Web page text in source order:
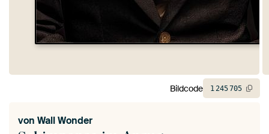
von Wall Wonder
Bildcode 1245705